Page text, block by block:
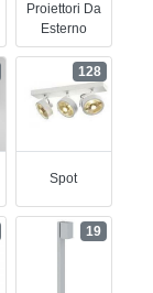
Proiettori Da
Esterno
Spot
128
19